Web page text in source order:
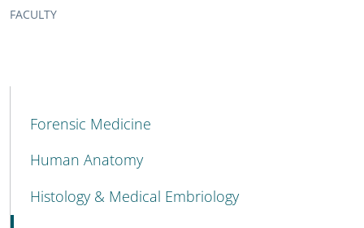
FACULTY
MAIN NAVIGATION
Forensic Medicine
Human Anatomy
Histology & Medical Embriology